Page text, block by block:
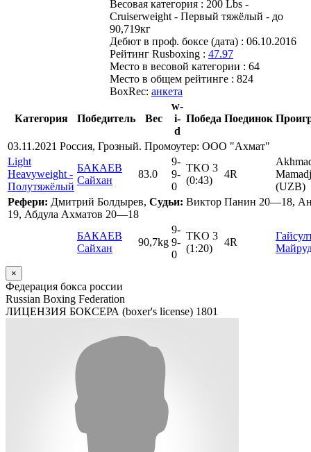
Весовая категория : 200 Lbs -
Cruiserweight - Первый тяжёлый - до
90,719кг
Дебют в проф. боксе (дата) : 06.10.2016
Рейтинг Rusboxing : 47.97
Место в весовой категории : 64
Место в общем рейтинге : 824
BoxRec: анкета
Категория Победитель Вес
w-
i-
d
Победа Поединок
03.11.2021 Россия, Грозный. Промоутер: ООО "Ахмат"
Light
Heavyweight -
Полутяжёлый
БАКАЕВ
Сайхан
83.0
9-
9-
0
TKO 3
(0:43)
4R
(UZB)
Рефери: Дмитрий Болдырев, Судьи: Виктор Панин 20—18,
19, Абдула Ахматов 20—18
БАКАЕВ
Сайхан
90,7kg
9-
9-
0
TKO 3
(1:20)
4R
×
Федерация бокса россии
Russian Boxing Federation
ЛИЦЕНЗИЯ БОКСЕРА (boxer's license) 1801